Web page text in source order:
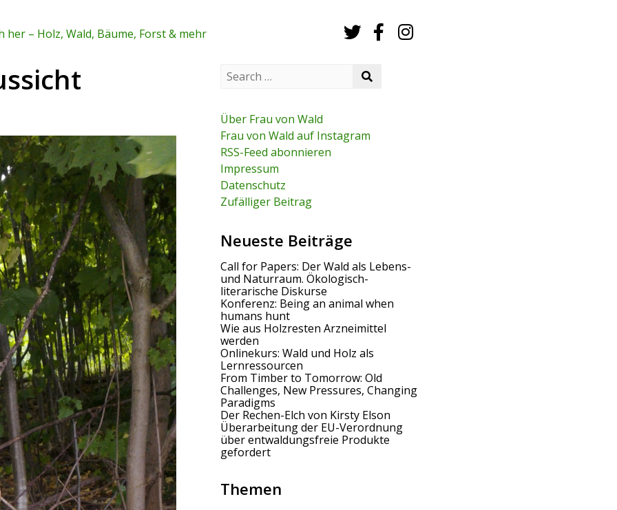
her – Holz, Wald, Bäume, Forst & mehr
c
h
f
o
r
:
Über Frau von Wald
Frau von Wald auf Instagram
RSS-Feed abonnieren
Impressum
Datenschutz
Zufälliger Beitrag
Neueste Beiträge
Call for Papers: Der Wald als Lebens-
und Naturraum. Ökologisch-
literarische Diskurse
Konferenz: Being an animal when
humans hunt
Wie aus Holzresten Arzneimittel
werden
Onlinekurs: Wald und Holz als
Lernressourcen
From Timber to Tomorrow: Old
Challenges, New Pressures, Changing
Paradigms
Der Rechen-Elch von Kirsty Elson
Überarbeitung der EU-Verordnung
über entwaldungsfreie Produkte
gefordert
Themen